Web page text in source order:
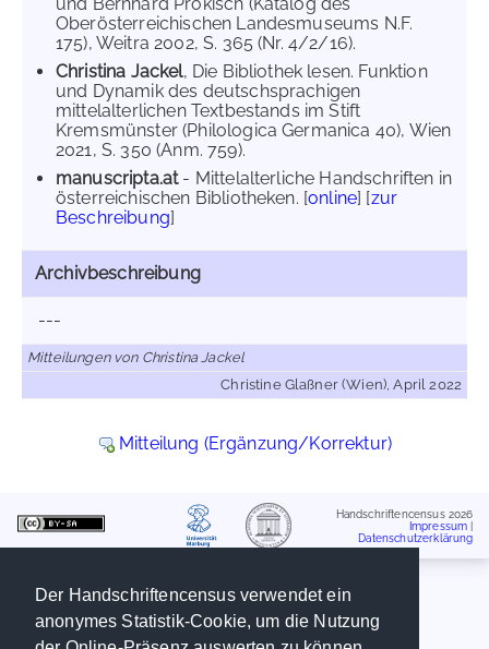
Der Handschriftencensus verwendet ein
anonymes Statistik-Cookie, um die Nutzung
Oberösterreichischen Landesmuseums N.F.
175), Weitra 2002, S. 365 (Nr. 4/2/16).
Christina Jackel, Die Bibliothek lesen. Funktion
und Dynamik des deutschsprachigen
mittelalterlichen Textbestands im Stift
Kremsmünster (Philologica Germanica 40), Wien
2021, S. 350 (Anm. 759).
manuscripta.at- Mittelalterliche Handschriften in
österreichischen Bibliotheken. [online] [zur
Beschreibung]
Archivbeschreibung
---
Mitteilungen von Christina Jackel
Christine Glaßner (Wien), April 2022
Mitteilung (Ergänzung/Korrektur)
Handschriftencensus 2026
Impressum
Datenschutzerklärung